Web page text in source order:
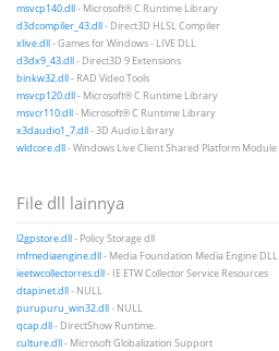
msvcp140.dll- Microsoft® C Runtime Library
d3dcompiler_43.dll- Direct3D HLSL Compiler
xlive.dll- Games for Windows - LIVE DLL
d3dx9_43.dll- Direct3D 9 Extensions
binkw32.dll- RAD Video Tools
msvcp120.dll- Microsoft® C Runtime Library
msvcr110.dll- Microsoft® C Runtime Library
x3daudio1_7.dll- 3D Audio Library
wldcore.dll- Windows Live Client Shared Platform Module
File dll lainnya
l2gpstore.dll- Policy Storage dll
mfmediaengine.dll- Media Foundation Media Engine DLL
ieetwcollectorres.dll- IE ETW Collector Service Resources
dtapinet.dll- NULL
purupuru_win32.dll- NULL
qcap.dll- DirectShow Runtime.
culture.dll- Microsoft Globalization Support